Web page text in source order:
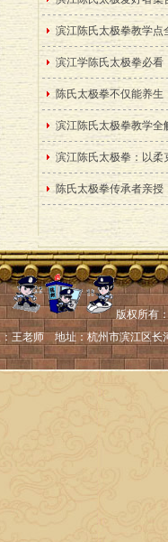
滨江陈氏太极拳教学点
滨江学陈氏太极拳必看
陈氏太极拳不仅能养
滨江陈氏太极拳教学全
滨江陈氏太极拳：以柔
陈氏太极拳传承者亲
版权所有
王老师 地址：杭州市滨江区长